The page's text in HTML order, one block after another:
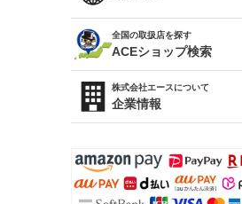
アルテッツァ
プロボックス
RAV4
スカイライン
（ER34/R33/ECR33/R32）
キャラバン
ローレル
セフィーロ
雑貨・ステーショナリー
ベビー用品
全国の取扱店を探す
ACEショップ検索
株式会社エースについて
企業情報